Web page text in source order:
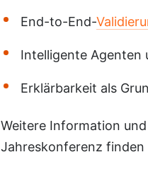
End-to-End-
Intelligente Agenten
Erklärbarkeit als
Weitere Information
Jahreskonferenz finden